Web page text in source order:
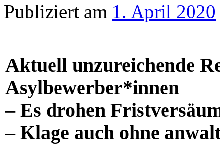
Publiziert am 1. April 2020
Aktuell unzureichende
Asylbewerber*innen
– Es drohen
– Klage auch ohne